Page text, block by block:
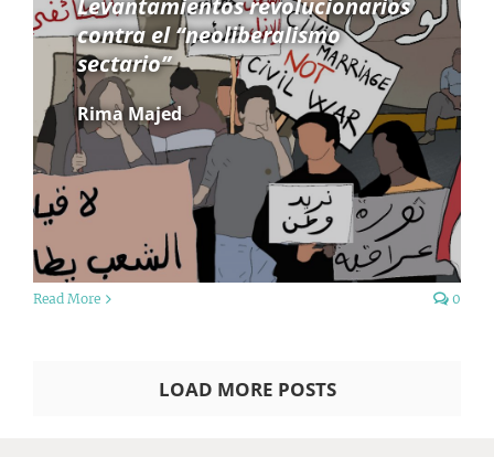
Levantamientos revolucionarios
contra el “neoliberalismo
sectario”
Rima Majed
Read More 0
LOAD MORE POSTS